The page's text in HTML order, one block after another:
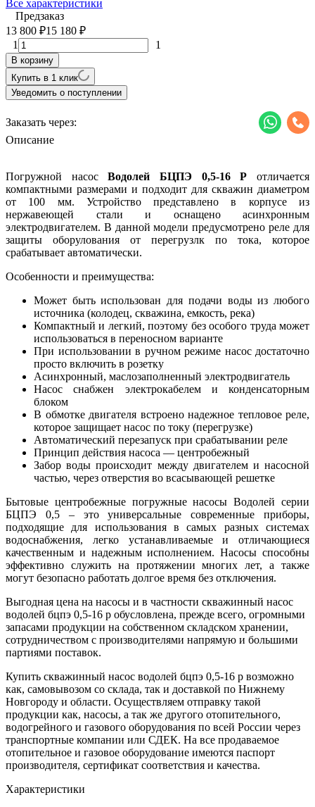
Все характеристики
Предзаказ
13 800 ₽15 180 ₽
1 1
В корзину
Купить в 1 клик
Уведомить о поступлении
Заказать через:
Описание
Погружной насосВодолей БЦПЭ 0,5-16 Ротличается
компактными размерами и подходит для скважин диаметром
от 100 мм. Устройство представлено в корпусе из
нержавеющей стали и оснащено асинхронным
электродвигателем. В данной модели предусмотрено реле для
защиты оборулования от перегрузлк по тока, которое
срабатывает автоматически.
Особенности и преимущества:
Может быть использован для подачи воды из любого
источника (колодец, скважина, емкость, река)
Компактный и легкий, поэтому без особого труда может
использоваться в переносном варианте
При использовании в ручном режиме насос достаточно
просто включить в розетку
Асинхронный, маслозаполненный электродвигатель
Насос снабжен электрокабелем и конденсаторным
блоком
В обмотке двигателя встроено надежное тепловое реле,
которое защищает насос по току (перегрузке)
Автоматический перезапуск при срабатывании реле
Принцип действия насоса — центробежный
Забор воды происходит между двигателем и насосной
частью, через отверстия во всасывающей решетке
Бытовые центробежные погружные насосы Водолей серии
БЦПЭ 0,5 – это универсальные современные приборы,
подходящие для использования в самых разных системах
водоснабжения, легко устанавливаемые и отличающиеся
качественным и надежным исполнением. Насосы способны
эффективно служить на протяжении многих лет, а также
могут безопасно работать долгое время без отключения.
Выгодная цена на насосы и в частности скважинный насос
водолей бцпэ 0,5-16 р обусловлена, прежде всего, огромными
запасами продукции на собственном складском хранении,
сотрудничеством с производителями напрямую и большими
партиями поставок.
Купить скважинный насос водолей бцпэ 0,5-16 р возможно
как, самовывозом со склада, так и доставкой по Нижнему
Новгороду и области. Осуществляем отправку такой
продукции как, насосы, а так же другого отопительного,
водогрейного и газового оборудования по всей России через
транспортные компании или СДЕК. На все продаваемое
отопительное и газовое оборудование имеются паспорт
производителя, сертификат соответствия и качества.
Характеристики